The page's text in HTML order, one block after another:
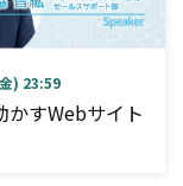
) 23:59
かすWebサイト